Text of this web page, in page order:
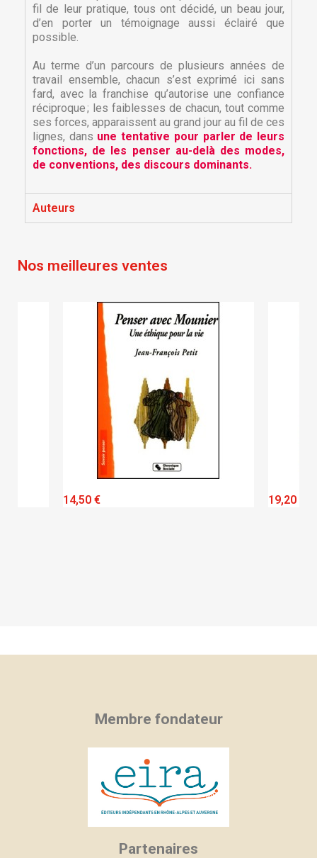
Ajouter à ma liste d'envies
Créer une liste d'envies ×
Nom de la liste d'envies
Annuler Créer une liste d'envies
Connexion ×
Vous devez être connecté pour ajouter des produits
Annuler
fil de leur pratique, tous ont décidé, un beau jour,
d’en porter un témoignage aussi éclairé que
possible.
Au terme d’un parcours de plusieurs années de
travail ensemble, chacun s’est exprimé ici sans
fard, avec la franchise qu’autorise une confiance
réciproque ; les faiblesses de chacun, tout comme
ses forces, apparaissent au grand jour au fil de ces
lignes, dans une tentative pour parler de leurs
fonctions, de les penser au-delà des modes,
de conventions, des discours dominants.
Auteurs
Nos meilleures ventes
14,50 € 19,20 €
Membre fondateur
Partenaires